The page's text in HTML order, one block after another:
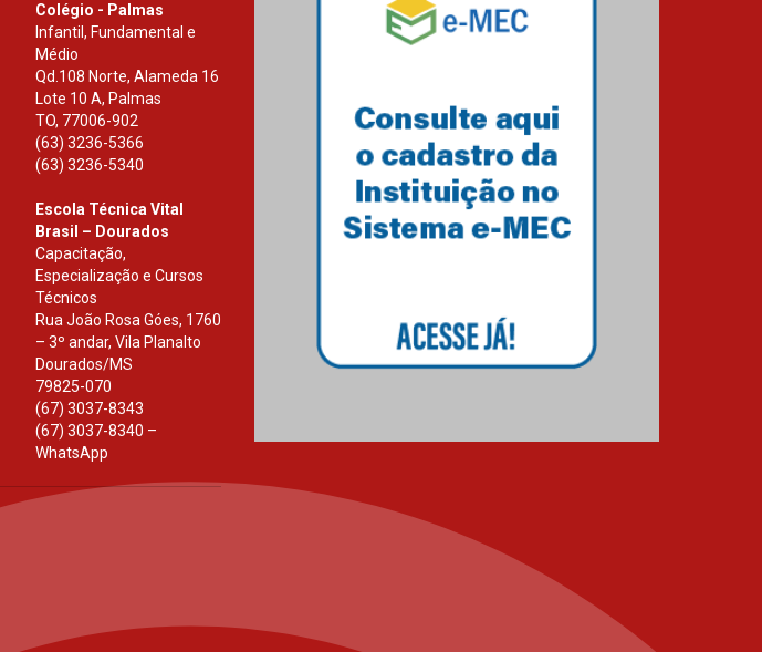
Colégio - Palmas
Infantil, Fundamental e
Médio
Qd.108 Norte, Alameda 16
Lote 10 A, Palmas
TO, 77006-902
(63) 3236-5366
(63) 3236-5340
Escola Técnica Vital
Brasil – Dourados
Capacitação,
Especialização e Cursos
Técnicos
Rua João Rosa Góes, 1760
– 3º andar, Vila Planalto
Dourados/MS
79825-070
(67) 3037-8343
(67) 3037-8340 –
WhatsApp